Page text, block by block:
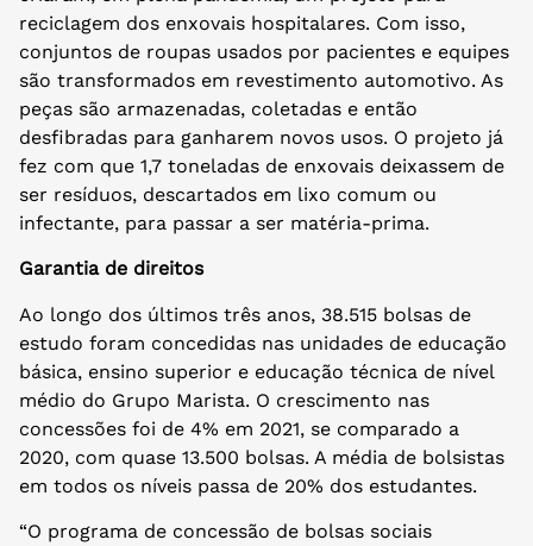
reciclagem dos enxovais hospitalares. Com isso,
conjuntos de roupas usados por pacientes e equipes
são transformados em revestimento automotivo. As
peças são armazenadas, coletadas e então
desfibradas para ganharem novos usos. O projeto já
fez com que 1,7 toneladas de enxovais deixassem de
ser resíduos, descartados em lixo comum ou
infectante, para passar a ser matéria-prima.
Garantia de direitos
Ao longo dos últimos três anos, 38.515 bolsas de
estudo foram concedidas nas unidades de educação
básica, ensino superior e educação técnica de nível
médio do Grupo Marista. O crescimento nas
concessões foi de 4% em 2021, se comparado a
2020, com quase 13.500 bolsas. A média de bolsistas
em todos os níveis passa de 20% dos estudantes.
“O programa de concessão de bolsas sociais